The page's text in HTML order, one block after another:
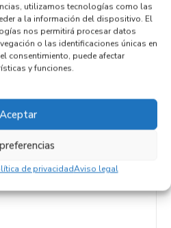
utilizamos tecnologías como las
a la información del dispositivo. El
nos permitirá procesar datos
o las identificaciones únicas en
consentimiento, puede afectar
y funciones.
Aceptar
de privacidadAviso legal
VM47C
92082139F
VOYAGER (RT)